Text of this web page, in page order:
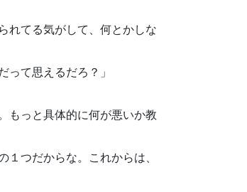
れてる気がして、何とかしな
って思えるだろ？」
もっと具体的に何が悪いか教
つだからな。これからは、